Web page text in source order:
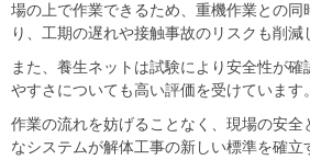
場の上で作業できるため、重機作業との同
り、工期の遅れや接触事故のリスクも削減
また、養生ネットは試験により安全性が確
やすさについても高い評価を受けています。
作業の流れを妨げることなく、現場の安全
なシステムが解体工事の新しい標準を確